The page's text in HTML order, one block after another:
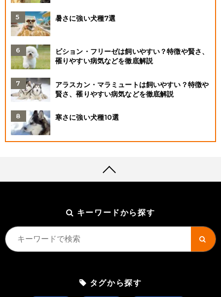
暑さに強い犬種7選
ビション・フリーゼは飼いやすい？特徴や賢さ、
罹りやすい病気などを徹底解説
アラスカン・マラミュートは飼いやすい？特徴や
賢さ、罹りやすい病気などを徹底解説
寒さに強い犬種10選
キーワードから探す
タグから探す